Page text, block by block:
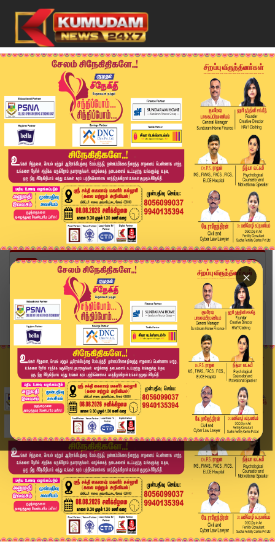
×
Home
வீடியோ ஸ்டோரி
சுனாமி குடியிருப்பில் அசம்பாவிதம் – 2 வயது குழந...